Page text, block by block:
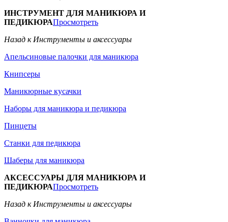
ИНСТРУМЕНТ ДЛЯ МАНИКЮРА И
ПЕДИКЮРАПросмотреть
Назад к Инструменты и аксессуары
Апельсиновые палочки для маникюра
Книпсеры
Маникюрные кусачки
Наборы для маникюра и педикюра
Пинцеты
Станки для педикюра
Шаберы для маникюра
АКСЕССУАРЫ ДЛЯ МАНИКЮРА И
ПЕДИКЮРАПросмотреть
Назад к Инструменты и аксессуары